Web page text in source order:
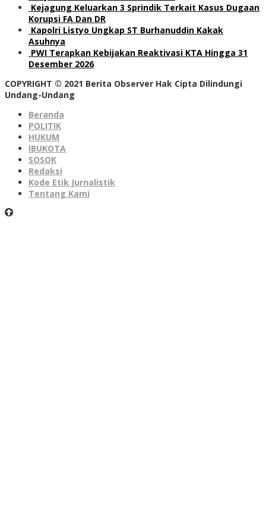
Kejagung Keluarkan 3 Sprindik Terkait Kasus Dugaan
Korupsi FA Dan DR
Kapolri Listyo Ungkap ST Burhanuddin Kakak
Asuhnya
PWI Terapkan Kebijakan Reaktivasi KTA Hingga 31
Desember 2026
COPYRIGHT © 2021 Berita Observer Hak Cipta Dilindungi
Undang-Undang
Beranda
POLITIK
HUKUM
IBUKOTA
SOSOK
Redaksi
Kode Etik Jurnalistik
Tentang Kami